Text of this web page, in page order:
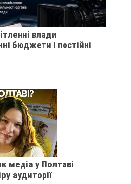
влади
бюджети і постійні
медіа у Полтаві
аудиторії